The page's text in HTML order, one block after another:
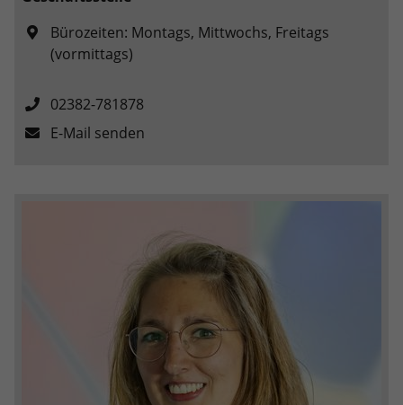
Bürozeiten: Montags, Mittwochs, Freitags
(vormittags)
02382-781878
E-Mail senden
Anbieter Google LLC
Wird verwendet, um den Sitzungsstatus
zu erhalten.